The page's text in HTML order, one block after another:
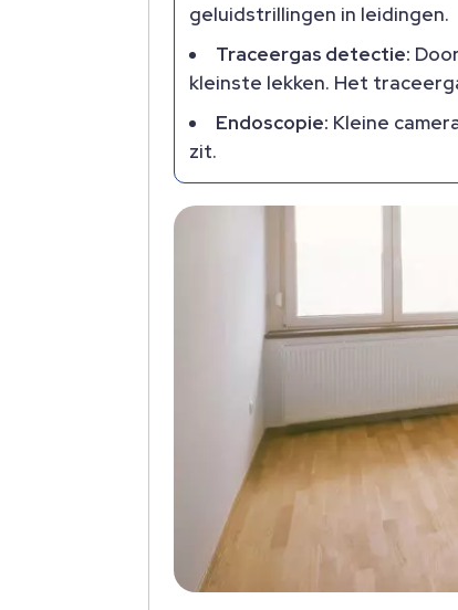
geluidstrillingen in leidingen.​
Traceergas detectie:
kleinste lekken.​ Het
Endoscopie: Kleine
zit.​